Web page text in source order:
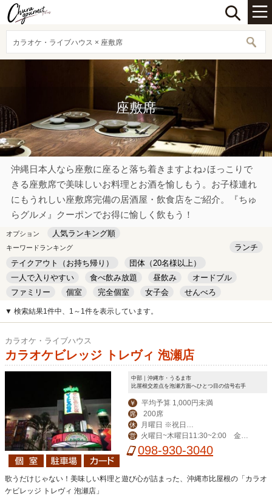
カラオケ・ライブハウス × 座敷席
座敷席
沖縄日本人なら座敷に座ると落ち着きますよね♪ほっこりで
きる座敷席で美味しいお料理とお酒を愉しもう。お子様連れ
にもうれしい座敷席完備の居酒屋・飲食店をご紹介。『ちゅ
らグルメ』クーポンでお得に愉しく飲もう！
オプション 人気ランキング順
キーワードランキング
ランチ
テイクアウト（お持ち帰り）
団体（20名様以上）
一人で入りやすい
食べ飲み放題 昼飲み
オードブル
ファミリー
個室 完全個室 女子会
せんべろ
キッズルーム
安い デート
▼ 検索結果1件中、1～1件を表示しています。
カラオケ・ライブハウス
カラオケビレッジ トレヴィ 泡瀬店
中部｜沖縄市・うるま市
比屋根交差点を泡瀬方面へひとつ目の信号右手
￥ 平均予算 1,000円未満
席 200席
休
祝前日は営業
営
火曜日~木曜日11:30~2:00 金曜
日11:30~3:00 土曜日11:00~4:00 日
098-930-3040
歌うだけじゃない！美味しい料理と遊び心が詰まった、沖縄市比屋根の「カラオ
ケビレッジ トレヴィ 泡瀬店」